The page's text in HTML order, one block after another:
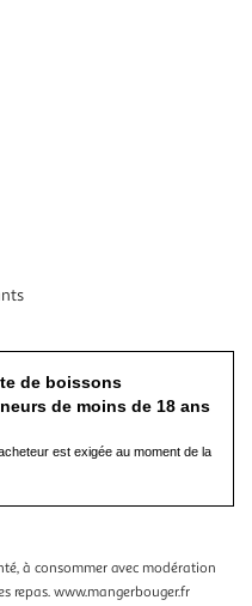
de boissons
de moins de 18 ans
est exigée au moment de la
à consommer avec modération
repas. www.mangerbouger.fr